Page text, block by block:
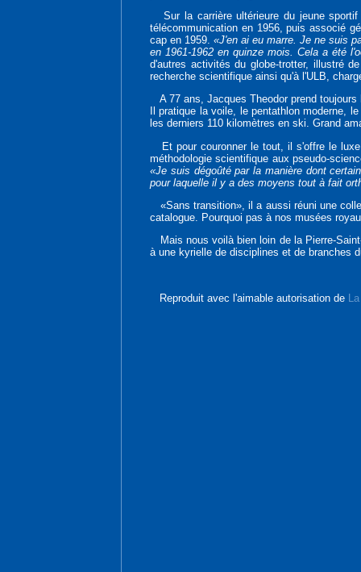
Sur la carrière ultérieure du jeune sportif
télécommunication en 1956, puis associé
cap en 1959.«J'en ai eu marre. Je ne suis
en 1961-1962 en quinze mois. Cela a été
d'autres activités du globe-trotter, illustré
recherche scientifique ainsi qu'à l'ULB,
A 77 ans, Jacques Theodor prend
Il pratique la voile, le pentathlon moderne,
les derniers 110 kilomètres en ski. Grand
Et pour couronner le tout, il s'offre le luxe
méthodologie scientifique aux pseudo-
«Je suis dégoûté par la manière dont
pour laquelle il y a des moyens tout à fait
«Sans transition», il a aussi réuni une
catalogue. Pourquoi pas à nos musées
Mais nous voilà bien loin de la Pierre-
à une kyrielle de disciplines et de branches
Reproduit avec l'aimable autorisation de